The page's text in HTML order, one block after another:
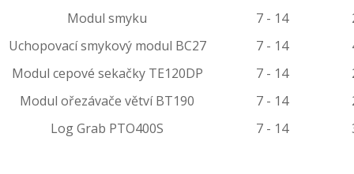
Modul smyku
7 - 14
Uchopovací smykový modul BC27
7 - 14
Modul cepové sekačky TE120DP
7 - 14
Modul ořezávače větví BT190
7 - 14
Log Grab PTO400S
7 - 14